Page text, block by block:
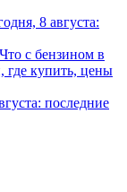
8 августа:
Что с бензином в
где купить, цены
последние